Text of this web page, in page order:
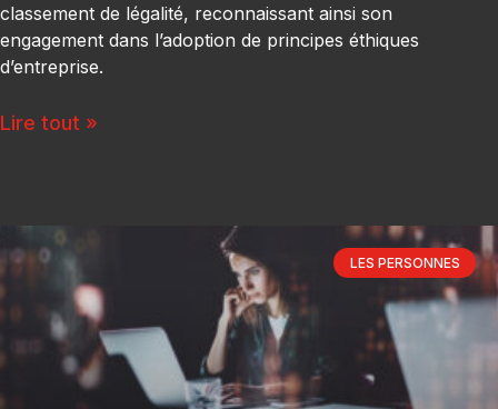
classement de légalité, reconnaissant ainsi son
engagement dans l’adoption de principes éthiques
d’entreprise.
Lire tout »
LES PERSONNES